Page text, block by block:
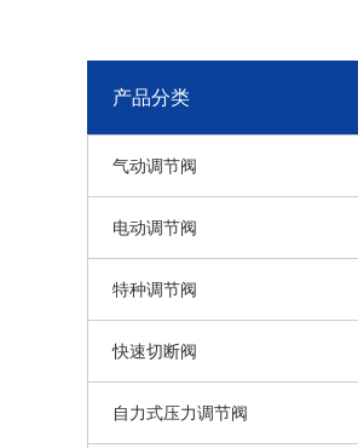
产品分类
气动调节阀
电动调节阀
特种调节阀
快速切断阀
自力式压力调节阀